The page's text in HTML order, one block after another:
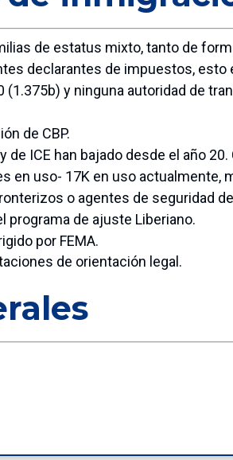
de estatus mixto, tanto de
declarantes de impuestos, esto
(1.375b) y ninguna autoridad de
de CBP.
ICE han bajado desde el año
en uso- 17K en uso actualmente,
o agentes de seguridad
programa de ajuste Liberiano.
por FEMA.
de orientación legal.